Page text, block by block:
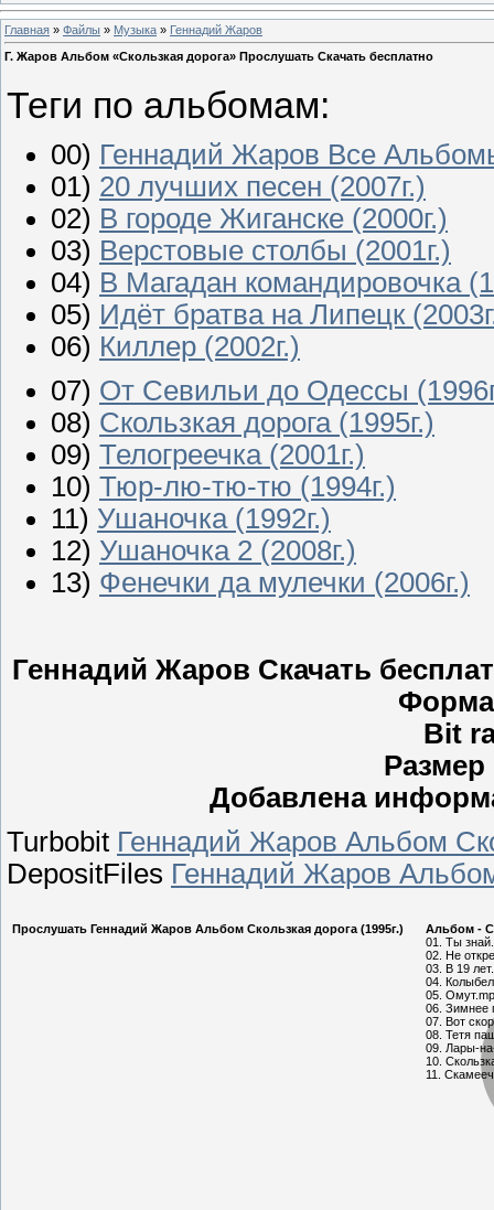
Главная » Файлы » Музыка » Геннадий Жаров
Г. Жаров Альбом «Скользкая дорога» Прослушать Скачать бесплатно
Теги по альбомам:
00) Геннадий Жаров Все
01) 20 лучших песен (2007г.)
02) В городе Жиганске (2000г.)
03) Верстовыe столбы (2001г.)
04) В Магадан командировочка
05) Идёт братва на Липецк
06) Киллер (2002г.)
07) От Севильи до Одессы
08) Скользкая дорога (1995г.)
09) Телогреечка (2001г.)
10) Тюр-лю-тю-тю (1994г.)
11) Ушаночка (1992г.)
12) Ушаночка 2 (2008г.)
13) Фенечки да мулечки (2006г.)
Геннадий Жаров Скачать
Bit
Добавлена
Turbobit Геннадий Жаров Альбом
DepositFiles Геннадий Жаров
Прослушать Геннадий Жаров Альбом Скользкая дорога (1995г.)
Альбом -
01. Ты
02. Не
03. В 19
04.
05.
06. Зимнее
07. Вот
08. Тетя
09. Лары-
10.
11.